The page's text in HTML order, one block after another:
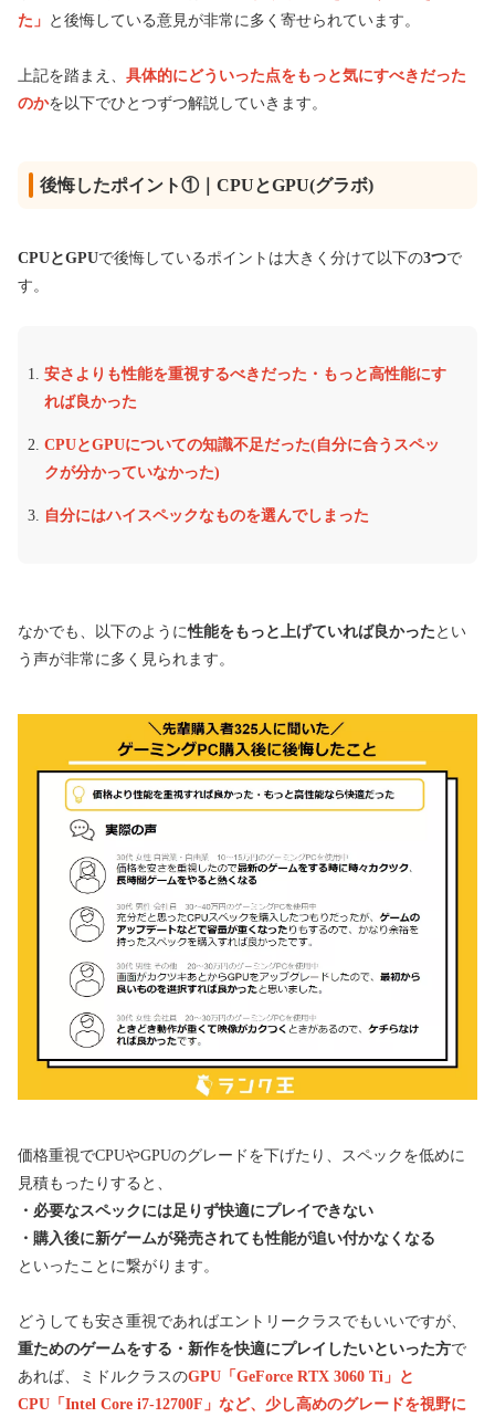
た」 と後悔している意見が非常に多く寄せられています。
上記を踏まえ、 具体的にどういった点をもっと気にすべきだった
のかを以下でひとつずつ解説していきます。
後悔したポイント①｜CPUとGPU(グラボ)
CPUとGPUで後悔しているポイントは大きく分けて以下の3つで
す。
安さよりも性能を重視するべきだった・もっと高性能にす
れば良かった
CPUとGPUについての知識不足だった(自分に合うスペッ
クが分かっていなかった)
自分にはハイスペックなものを選んでしまった
なかでも、以下のように性能をもっと上げていれば良かった とい
う声が非常に多く見られます。
価格重視でCPUやGPUのグレードを下げたり、スペックを低めに
見積もったりすると、
・必要なスペックには足りず快適にプレイできない
・購入後に新ゲームが発売されても性能が追い付かなくなる
といったことに繋がります。
どうしても安さ重視であればエントリークラスでもいいですが、
重ためのゲームをする・新作を快適にプレイしたいといった方で
あれば、ミドルクラスのGPU 「GeForce RTX 3060 Ti」と
CPU「Intel Core i7-12700F」など、少し高めのグレードを視野に